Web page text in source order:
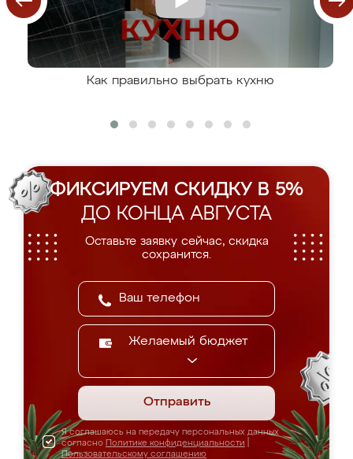
Как правильно выбрать кухню
ФИКСИРУЕМ СКИДКУ В 5%
ДО КОНЦА АВГУСТА
Оставьте заявку сейчас, скидка
сохранится.
Желаемый бюджет
Отправить
Я соглашаюсь на передачу персональных данных
согласно Политике конфиденциальности
Пользовательскому соглашению